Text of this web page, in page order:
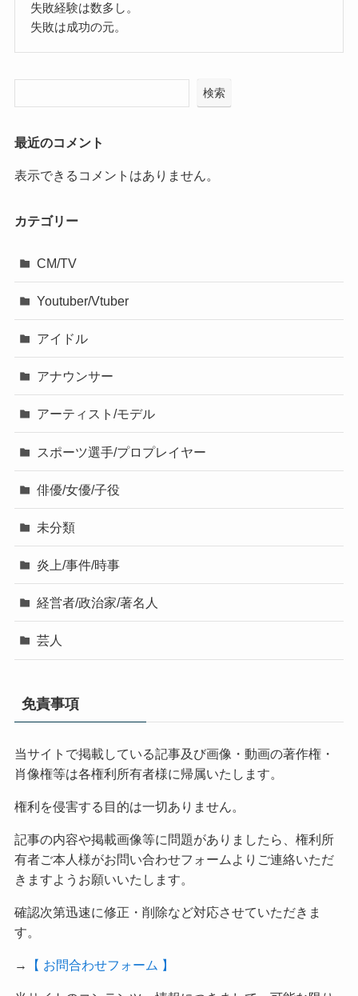
失敗経験は数多し。
失敗は成功の元。
検索
最近のコメント
表示できるコメントはありません。
カテゴリー
CM/TV
Youtuber/Vtuber
アイドル
アナウンサー
アーティスト/モデル
スポーツ選手/プロプレイヤー
俳優/女優/子役
未分類
炎上/事件/時事
経営者/政治家/著名人
芸人
免責事項
当サイトで掲載している記事及び画像・動画の著作権・
肖像権等は各権利所有者様に帰属いたします。
権利を侵害する目的は一切ありません。
記事の内容や掲載画像等に問題がありましたら、権利所
有者ご本人様がお問い合わせフォームよりご連絡いただ
きますようお願いいたします。
確認次第迅速に修正・削除など対応させていただきま
す。
→ 【 お問合わせフォーム 】